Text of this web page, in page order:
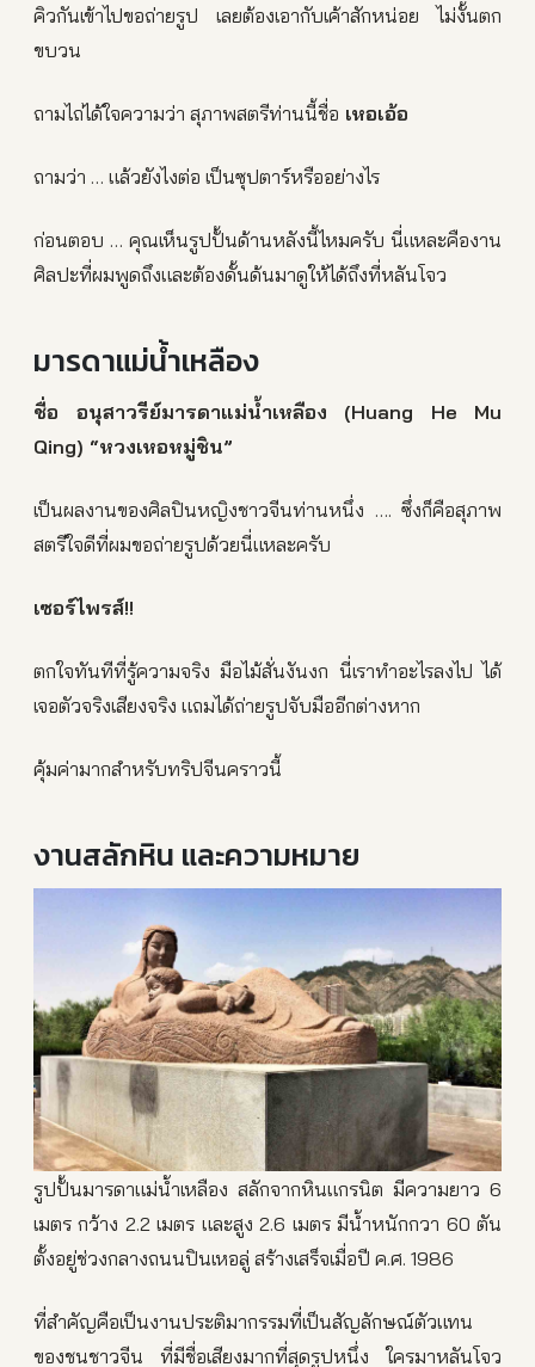
คิวกันเข้าไปขอถ่ายรูป เลยต้องเอากับเค้าสักหน่อย ไม่งั้นตก
ขบวน
ถามไถ่ได้ใจความว่า สุภาพสตรีท่านนี้ชื่อ เหอเอ้อ
ถามว่า … แล้วยังไงต่อ เป็นซุปตาร์หรืออย่างไร
ก่อนตอบ … คุณเห็นรูปปั้นด้านหลังนี้ไหมครับ นี่แหละคืองาน
ศิลปะที่ผมพูดถึงและต้องดั้นด้นมาดูให้ได้ถึงที่หลันโจว
มารดาแม่น้ำเหลือง
ชื่อ อนุสาวรีย์มารดาแม่น้ำเหลือง (Huang He Mu
Qing) “หวงเหอหมู่ชิน”
เป็นผลงานของศิลปินหญิงชาวจีนท่านหนึ่ง …. ซึ่งก็คือสุภาพ
สตรีใจดีที่ผมขอถ่ายรูปด้วยนี่แหละครับ
เซอร์ไพรส์!!
ตกใจทันทีที่รู้ความจริง มือไม้สั่นงันงก นี่เราทำอะไรลงไป ได้
เจอตัวจริงเสียงจริง แถมได้ถ่ายรูปจับมืออีกต่างหาก
คุ้มค่ามากสำหรับทริปจีนคราวนี้
งานสลักหิน และความหมาย
รูปปั้นมารดาแม่น้ำเหลือง สลักจากหินแกรนิต มีความยาว 6
เมตร กว้าง 2.2 เมตร และสูง 2.6 เมตร มีน้ำหนักกวา 60 ตัน
ตั้งอยู่ช่วงกลางถนนปินเหอลู่ สร้างเสร็จเมื่อปี ค.ศ. 1986
ที่สำคัญคือเป็นงานประติมากรรมที่เป็นสัญลักษณ์ตัวแทน
ของชนชาวจีน ที่มีชื่อเสียงมากที่สุดรูปหนึ่ง ใครมาหลันโจว